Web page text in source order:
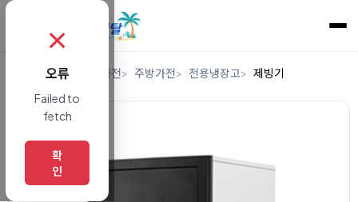
렌탈 디지털/가전 주방가전 전용냉장고 제빙기
✗
오류
Failed to
fetch
확
인